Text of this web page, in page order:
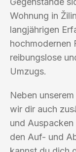
Wohnung in
langjährigen
hochmodernen
reibungslose
Umzugs.
Neben
wir dir auch
und
den Auf- und